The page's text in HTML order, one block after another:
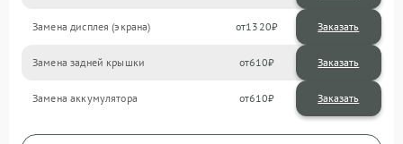
Замена дисплея (экрана) 1320
Замена задней крышки 610
Замена аккумулятора 610